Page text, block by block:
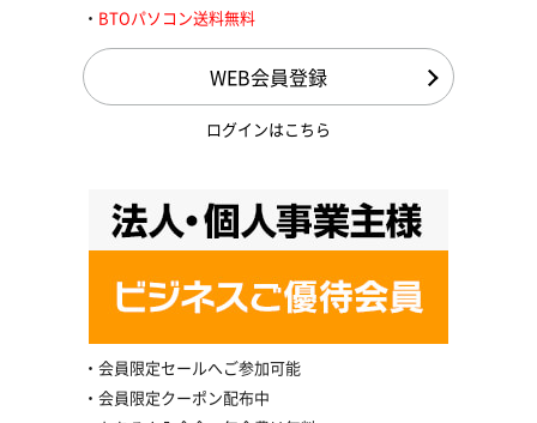
BTOパソコン送料無料
WEB会員登録
ログインはこちら
会員限定セールへご参加可能
会員限定クーポン配布中